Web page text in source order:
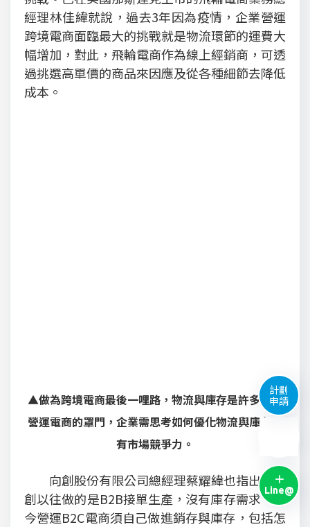
Line@
計劃
申請
經理林佳緯就說，過去3年因為疫情，企業營運
跨境電商面臨最大的挑戰就是物流環節的運費大
幅增加，對此，飛輪電商作為線上經銷商，可透
過挑選高單價的商品來因應及從各種細節去降低
成本。
▲做為跨境電商最後一哩路，物流與庫存是許多企業
營運電商的罩門，企業需思考如何優化物流與庫存才
有市場競爭力。
向創股份有限公司總經理蔡耀緯也指出，向
創以往做的是B2B接單生產，沒有庫存需求，如
今營運B2C電商須自己做進銷存與庫存，包括怎